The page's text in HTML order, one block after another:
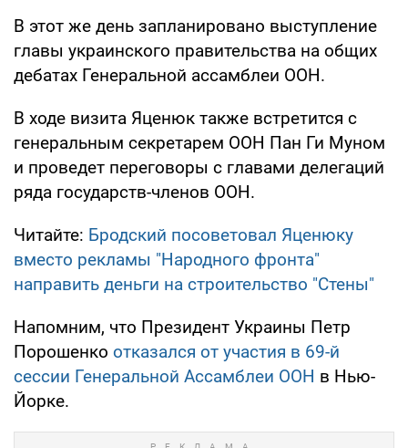
В этот же день запланировано выступление
главы украинского правительства на общих
дебатах Генеральной ассамблеи ООН.
В ходе визита Яценюк также встретится с
генеральным секретарем ООН Пан Ги Муном
и проведет переговоры с главами делегаций
ряда государств-членов ООН.
Читайте: Бродский посоветовал Яценюку
вместо рекламы "Народного фронта"
направить деньги на строительство "Стены"
Напомним, что Президент Украины Петр
Порошенко отказался от участия в 69-й
сессии Генеральной Ассамблеи ООН в Нью-
Йорке.